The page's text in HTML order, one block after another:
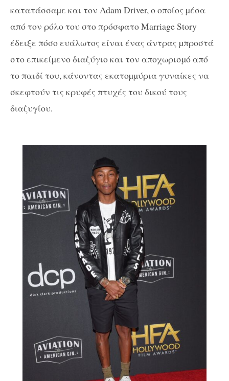
κατατάσσαµε και τον Adam Driver, ο οποίος µέσα
από τον ρόλο του στο πρόσφατο Marriage Story
έδειξε πόσο ευάλωτος είναι ένας άντρας µπροστά
στο επικείµενο διαζύγιο και τον αποχωρισµό από
το παιδί του, κάνοντας εκατοµµύρια γυναίκες να
σκεφτούν τις κρυφές πτυχές του δικού τους
διαζυγίου.